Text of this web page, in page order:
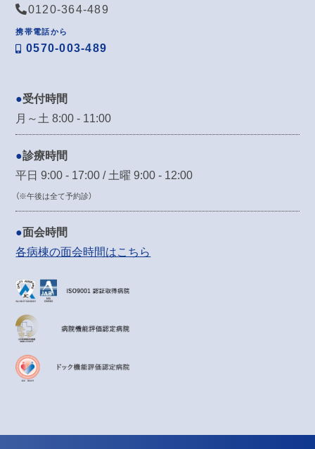
0120-364-489
携帯電話から
0570-003-489
受付時間
月～土 8:00 - 11:00
診療時間
平日 9:00 - 17:00 / 土曜 9:00 - 12:00
（※午後は全て予約診）
面会時間
各病棟の面会時間はこちら